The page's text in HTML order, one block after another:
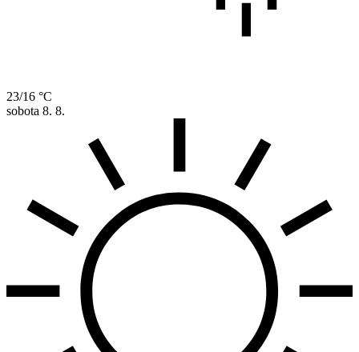
23/16 °C
sobota 8. 8.